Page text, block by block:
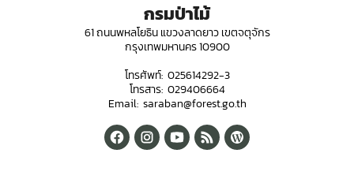
กรมป่าไม้
61 ถนนพหลโยธิน แขวงลาดยาว เขตจตุจักร
กรุงเทพมหานคร 10900
โทรศัพท์: 025614292-3
โทรสาร: 029406664
Email: saraban@forest.go.th